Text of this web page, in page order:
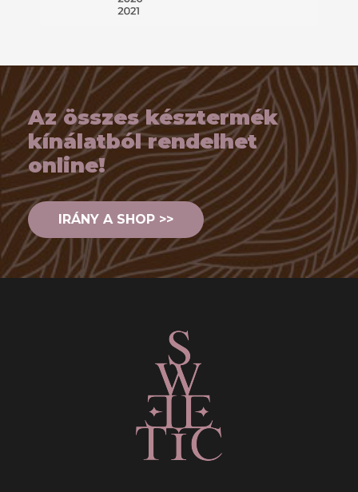
Az összes késztermék
kínálatból rendelhet
online!
IRÁNY A SHOP >>